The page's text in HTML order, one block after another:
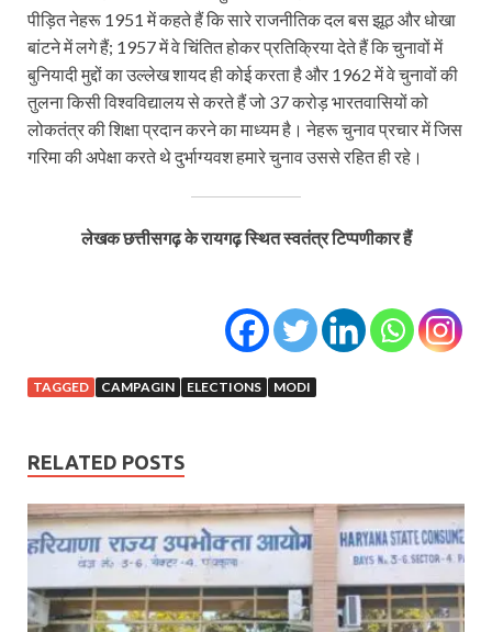
पीड़ित नेहरू 1951 में कहते हैं कि सारे राजनीतिक दल बस झूठ और धोखा
बांटने में लगे हैं; 1957 में वे चिंतित होकर प्रतिक्रिया देते हैं कि चुनावों में
बुनियादी मुद्दों का उल्लेख शायद ही कोई करता है और 1962 में वे चुनावों की
तुलना किसी विश्वविद्यालय से करते हैं जो 37 करोड़ भारतवासियों को
लोकतंत्र की शिक्षा प्रदान करने का माध्यम है। नेहरू चुनाव प्रचार में जिस
गरिमा की अपेक्षा करते थे दुर्भाग्यवश हमारे चुनाव उससे रहित ही रहे।
लेखक छत्तीसगढ़ के रायगढ़ स्थित स्वतंत्र टिप्पणीकार हैं
TAGGED CAMPAGIN ELECTIONS MODI
RELATED POSTS